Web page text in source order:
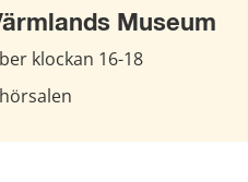
Museum
klockan 16-18